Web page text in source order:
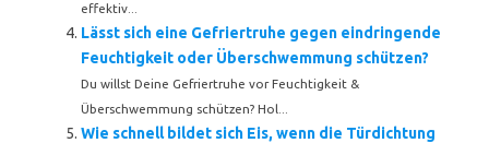
effektiv...
Lässt sich eine Gefriertruhe gegen eindringende
Feuchtigkeit oder Überschwemmung schützen?
Du willst Deine Gefriertruhe vor Feuchtigkeit &
Überschwemmung schützen? Hol...
Wie schnell bildet sich Eis, wenn die Türdichtung